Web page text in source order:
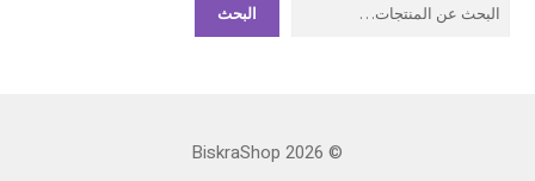
البحث
© BiskraShop 2026